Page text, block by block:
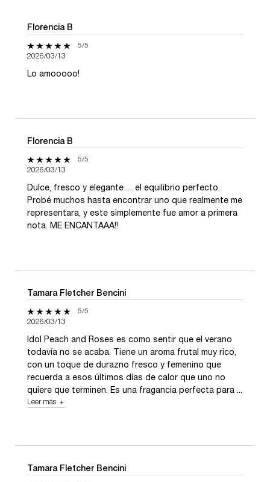
Florencia B
5 de 5 estrellas.5/5
2026/03/13
Lo amooooo!
Florencia B
5 de 5 estrellas.5/5
2026/03/13
Dulce, fresco y elegante… el equilibrio perfecto.
Probé muchos hasta encontrar uno que realmente me
representara, y este simplemente fue amor a primera
nota. ME ENCANTAAA!!
Tamara Fletcher Bencini
5 de 5 estrellas.5/5
2026/03/13
Idol Peach and Roses es como sentir que el verano
todavía no se acaba. Tiene un aroma frutal muy rico,
con un toque de durazno fresco y femenino que
recuerda a esos últimos días de calor que uno no
quiere que terminen. Es una fragancia perfecta para ...
Leer más about review of user Tamara Fletcher Bencini
Tamara Fletcher Bencini